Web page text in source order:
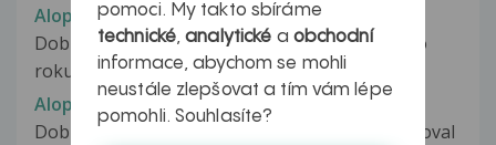
Alopecia barbae
Dobry den. Tento problem zacal v lednu tohoto
roku, prislo mi, ze se mi na brade...
Alopecia difusa
Dobry den, Za posledne 3 mesiace som spozoroval
pomoci. My takto sbíráme
technické,analytické a obchodní
informace, abychom se mohli
neustále zlepšovat a tím vám lépe
pomohli. Souhlasíte?